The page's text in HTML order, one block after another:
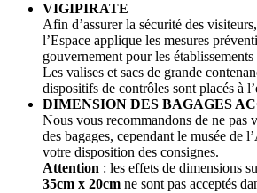
VIGIPIRATE
Afin d’assurer la sécurité des
l’Espace applique les mesures
gouvernement pour les
Les valises et sacs de grande
dispositifs de contrôles sont placés à
DIMENSION DES BAGAGES
Nous vous recommandons de ne pas
des bagages, cependant le musée de
votre disposition des consignes.
Attention : les effets de dimensions
35cm x 20cm ne sont pas acceptés